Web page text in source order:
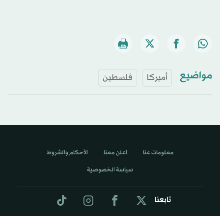
مواضيع أميركا فلسطين
تابعنا
معلومات عنا اعلن معنا الأحكام والشروط
سياسة الخصوصية